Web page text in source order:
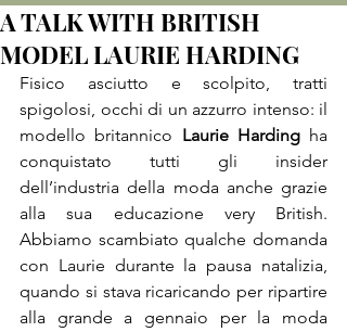
A TALK WITH BRITISH
MODEL LAURIE HARDING
Fisico asciutto e scolpito, tratti
spigolosi, occhi di un azzurro intenso: il
modello britannico Laurie Harding ha
conquistato tutti gli insider
dell’industria della moda anche grazie
alla sua educazione very British.
Abbiamo scambiato qualche domanda
con Laurie durante la pausa natalizia,
quando si stava ricaricando per ripartire
alla grande a gennaio per la moda